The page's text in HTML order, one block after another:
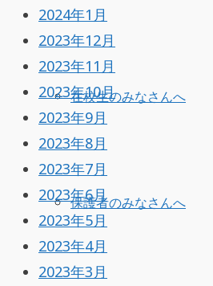
在校生のみなさんへ
保護者のみなさんへ
2024年1月
2023年12月
2023年11月
2023年10月
2023年9月
2023年8月
2023年7月
2023年6月
2023年5月
2023年4月
2023年3月